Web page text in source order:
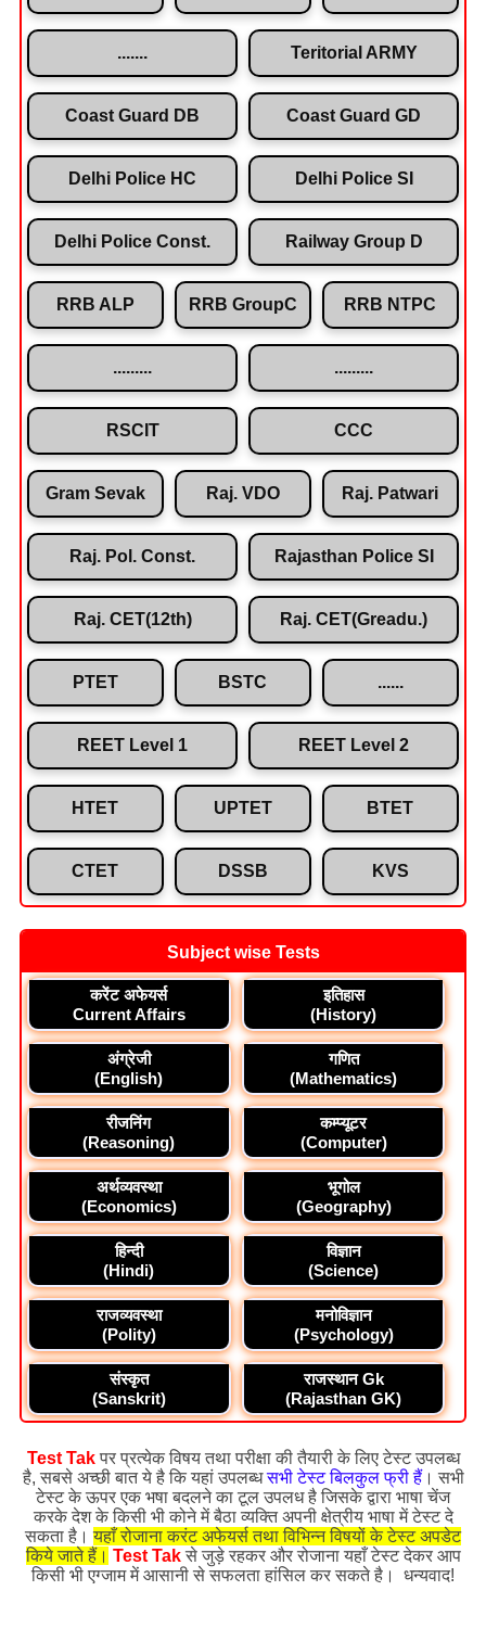
Teritorial ARMY
Coast Guard DB Coast Guard GD
Delhi Police HC Delhi Police SI
Delhi Police Const. Railway Group D
RRB ALP RRB GroupC RRB NTPC
RSCIT CCC
Gram Sevak Raj. VDO Raj. Patwari
Raj. Pol. Const. Rajasthan Police SI
Raj. CET(12th) Raj. CET(Greadu.)
PTET BSTC
REET Level 1 REET Level 2
HTET UPTET BTET
CTET DSSB KVS
Subject wise Tests
करेंट अफेयर्स
Current Affairs
इतिहास
(History)
अंग्रेजी
(English)
गणित
(Mathematics)
रीजनिंग
(Reasoning)
कम्प्यूटर
(Computer)
अर्थव्यवस्था
(Economics)
भूगोल
(Geography)
हिन्दी
(Hindi)
विज्ञान
(Science)
राजव्यवस्था
(Polity)
मनोविज्ञान
(Psychology)
संस्कृत
(Sanskrit)
राजस्थान Gk
(Rajasthan GK)
Test Takपर प्रत्येक विषय तथा परीक्षा की तैयारी के लिए टेस्ट उपलब्ध
है, सबसे अच्छी बात ये है कि यहां उपलब्धसभी टेस्ट बिलकुल फ्री हैं। सभी
टेस्ट के ऊपर एक भषा बदलने का टूल उपलध है जिसके द्वारा भाषा चेंज
करके देश के किसी भी कोने में बैठा व्यक्ति अपनी क्षेत्रीय भाषा में टेस्ट दे
सकता है।यहाँ रोजाना करंट अफेयर्स तथा विभिन्न विषयों के टेस्ट अपडेट
किये जाते हैं। Test Takसे जुड़े रहकर और रोजाना यहाँ टेस्ट देकर आप
किसी भी एग्जाम में आसानी से सफलता हांसिल कर सकते है। धन्यवाद!